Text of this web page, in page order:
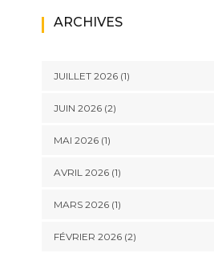
ARCHIVES
JUILLET 2026(1)
JUIN 2026(2)
MAI 2026(1)
AVRIL 2026(1)
MARS 2026(1)
FÉVRIER 2026(2)